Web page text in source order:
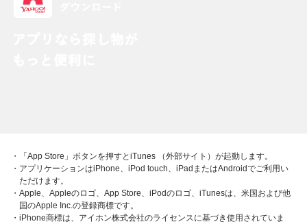
・「App Store」ボタンを押すとiTunes （外部サイト）が起動します。
・アプリケーションはiPhone、iPod touch、iPadまたはAndroidでご利用い
ただけます。
・Apple、Appleのロゴ、App Store、iPodのロゴ、iTunesは、米国および他
国のApple Inc.の登録商標です。
・iPhone商標は、アイホン株式会社のライセンスに基づき使用されていま